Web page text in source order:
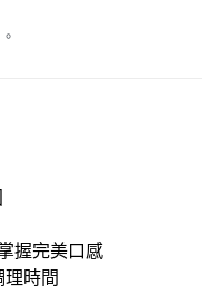
握完美口感
理時間